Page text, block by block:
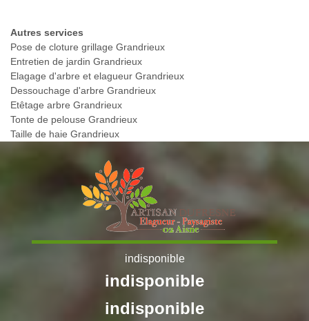
Autres services
Pose de cloture grillage Grandrieux
Entretien de jardin Grandrieux
Elagage d'arbre et elagueur Grandrieux
Dessouchage d'arbre Grandrieux
Etêtage arbre Grandrieux
Tonte de pelouse Grandrieux
Taille de haie Grandrieux
indisponible
indisponible
indisponible